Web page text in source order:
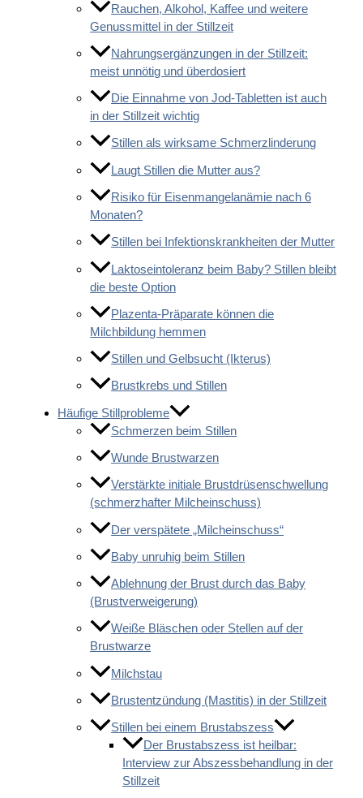
Rauchen, Alkohol, Kaffee und weitere
Genussmittel in der Stillzeit
Nahrungsergänzungen in der Stillzeit:
meist unnötig und überdosiert
Die Einnahme von Jod-Tabletten ist auch
in der Stillzeit wichtig
Stillen als wirksame Schmerzlinderung
Laugt Stillen die Mutter aus?
Risiko für Eisenmangelanämie nach 6
Monaten?
Stillen bei Infektionskrankheiten der Mutter
Laktoseintoleranz beim Baby? Stillen bleibt
die beste Option
Plazenta-Präparate können die
Milchbildung hemmen
Stillen und Gelbsucht (Ikterus)
Brustkrebs und Stillen
Häufige Stillprobleme
Schmerzen beim Stillen
Wunde Brustwarzen
Verstärkte initiale Brustdrüsenschwellung
(schmerzhafter Milcheinschuss)
Der verspätete „Milcheinschuss“
Baby unruhig beim Stillen
Ablehnung der Brust durch das Baby
(Brustverweigerung)
Weiße Bläschen oder Stellen auf der
Brustwarze
Milchstau
Brustentzündung (Mastitis) in der Stillzeit
Stillen bei einem Brustabszess
Der Brustabszess ist heilbar:
Interview zur Abszessbehandlung in der
Stillzeit